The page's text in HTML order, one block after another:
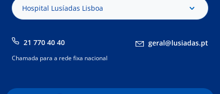
Hospital Lusíadas Lisboa
21 770 40 40 geral@lusiadas.pt
Chamada para a rede fixa nacional